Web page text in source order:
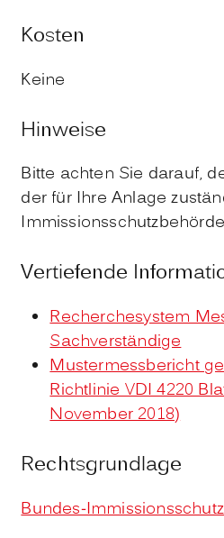
Kosten
Keine
Hinweise
Bitte achten Sie darauf,
der für Ihre Anlage
Vertiefende
Recherchesystem
Sachverständige
Mustermessbericht
Richtlinie VDI 4220
November 2018)
Rechtsgrundlage
Bundes-